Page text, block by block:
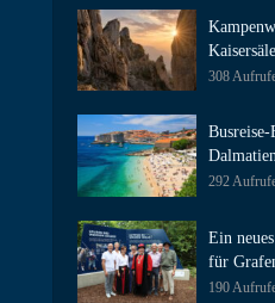
Kaisersäle
308
292
Ein
für
190